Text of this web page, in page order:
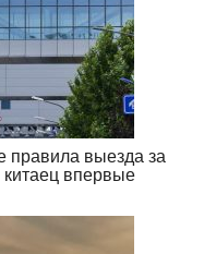
правила выезда за
китаец впервые